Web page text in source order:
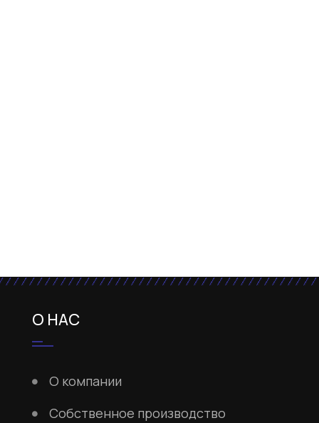
О НАС
О компании
Собственное производство